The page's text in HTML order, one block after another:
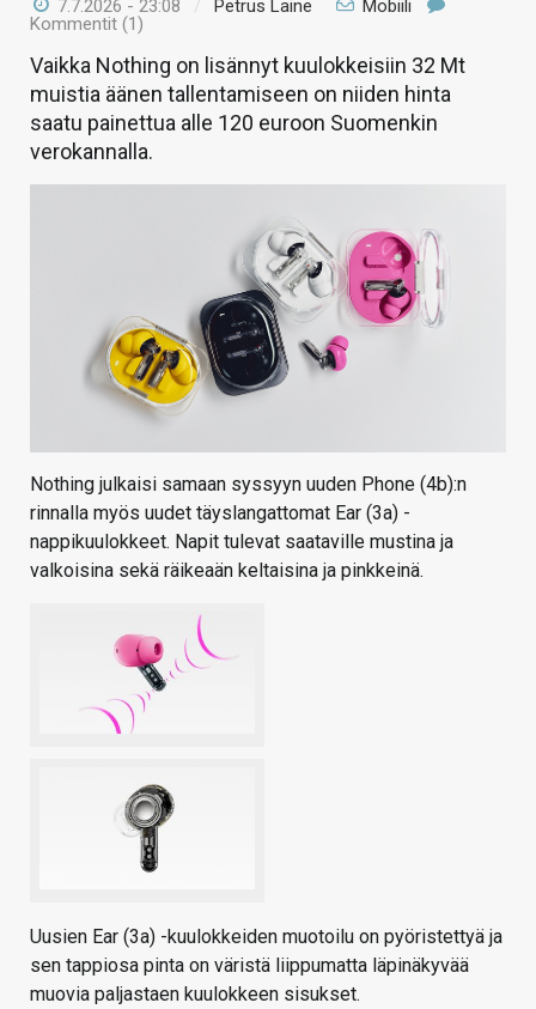
7.7.2026 - 23:08 / Petrus Laine
Mobiili
Kommentit (1)
Vaikka Nothing on lisännyt kuulokkeisiin 32 Mt
muistia äänen tallentamiseen on niiden hinta
saatu painettua alle 120 euroon Suomenkin
verokannalla.
Nothing julkaisi samaan syssyyn uuden Phone (4b):n
rinnalla myös uudet täyslangattomat Ear (3a) -
nappikuulokkeet. Napit tulevat saataville mustina ja
valkoisina sekä räikeaän keltaisina ja pinkkeinä.
Uusien Ear (3a) -kuulokkeiden muotoilu on pyöristettyä ja
sen tappiosa pinta on väristä liippumatta läpinäkyvää
muovia paljastaen kuulokkeen sisukset.